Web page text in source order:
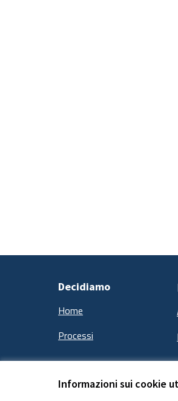
Informazioni sui cookie
Decidiamo
Home
Processi